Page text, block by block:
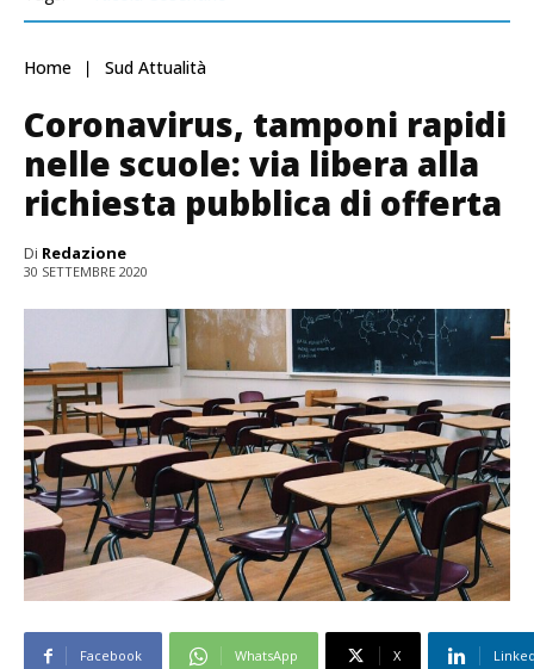
Home Sud Attualità
Coronavirus, tamponi rapidi
nelle scuole: via libera alla
richiesta pubblica di offerta
Di Redazione
30 SETTEMBRE 2020
Facebook WhatsApp X